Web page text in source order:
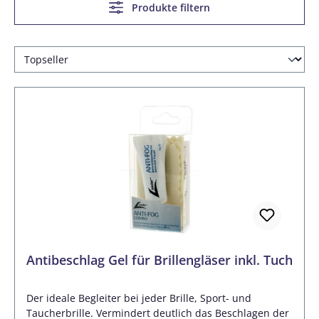
Produkte filtern
Antibeschlag Gel für Brillengläser inkl. Tuch
Der ideale Begleiter bei jeder Brille, Sport- und
Taucherbrille. Vermindert deutlich das Beschlagen der